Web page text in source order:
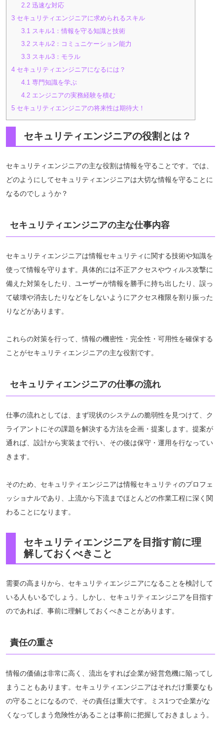
2.2迅速な対応
3 セキュリティエンジニアに求められるスキル
3.1 スキル1：情報を守る知識と技術
3.2スキル2：コミュニケーション能力
3.3スキル3：モラル
4 セキュリティエンジニアになるには？
4.1 専門知識を学ぶ
4.2エンジニアの実務経験を積む
5 セキュリティエンジニアの将来性は期待大！
セキュリティエンジニアの役割とは？
セキュリティエンジニアの主な役割は情報を守ることです。では、
どのようにしてセキュリティエンジニアは大切な情報を守ることに
なるのでしょうか？
セキュリティエンジニアの主な仕事内容
セキュリティエンジニアは情報セキュリティに関する技術や知識を
使って情報を守ります。具体的には不正アクセスやウィルス攻撃に
備えた対策をしたり、ユーザーが情報を勝手に持ち出したり、誤っ
て破壊や消去したりなどをしないようにアクセス権限を割り振った
りなどがあります。
これらの対策を行って、情報の機密性・完全性・可用性を確保する
ことがセキュリティエンジニアの主な役割です。
セキュリティエンジニアの仕事の流れ
仕事の流れとしては、まず現状のシステムの脆弱性を見つけて、ク
ライアントにその課題を解決する方法を企画・提案します。提案が
通れば、設計から実装まで行い、その後は保守・運用を行なってい
きます。
そのため、セキュリティエンジニアは情報セキュリティのプロフェ
ッショナルであり、上流から下流までほとんどの作業工程に深く関
わることになります。
セキュリティエンジニアを目指す前に理
解しておくべきこと
需要の高まりから、セキュリティエンジニアになることを検討して
いる人もいるでしょう。しかし、セキュリティエンジニアを目指す
のであれば、事前に理解しておくべきことがあります。
責任の重さ
情報の価値は非常に高く、流出をすれば企業が経営危機に陥ってし
まうこともあります。セキュリティエンジニアはそれだけ重要なも
の守ることになるので、その責任は重大です。ミス1つで企業がな
くなってしまう危険性があることは事前に把握しておきましょう。